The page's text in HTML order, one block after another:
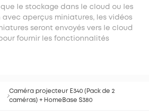
le stockage dans le cloud ou les
aperçus miniatures, les vidéos
seront envoyés vers le cloud
fournir les fonctionnalités
Caméra projecteur E340 (Pack de 2
caméras) + HomeBase S380